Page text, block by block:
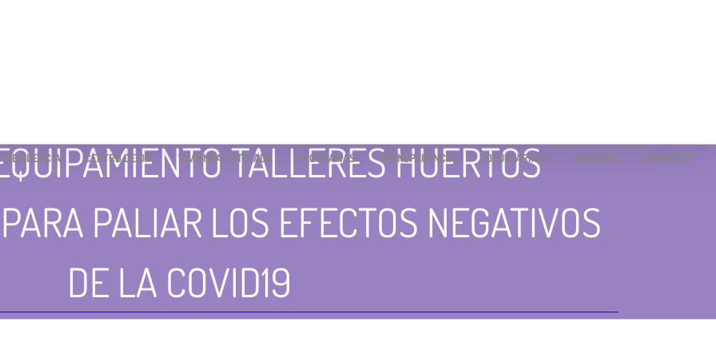
RESIDENCIA CENTRO DE DÍA VIVIENDA TUTELADA PROGRAMAS TRANSPARENCIA VOLUNTARIADO ASÓCIATE CONTACTO
TALLERES HUERTOS
PALIAR LOS EFECTOS NEGATIVOS
DE LA COVID19